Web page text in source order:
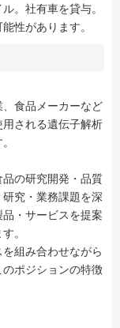
。社有車を貸与。
性があります。
食品メーカーなど
される遺伝子解析
の研究開発・品質
究・業務課題を深
・サービスを提案
。
組み合わせながら
ポジションの特徴